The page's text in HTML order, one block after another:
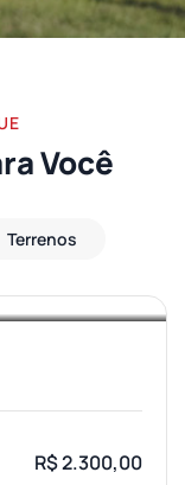
Você
Terrenos
R$ 2.300,00